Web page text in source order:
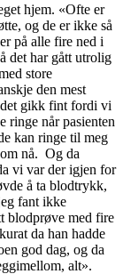
hjem. «Ofte er
og de er ikke så
på alle fire ned i
det har gått utrolig
store
den mest
gikk fint fordi vi
ringe når pasienten
kan ringe til meg
nå. Og da
vi var der igjen for
å ta blodtrykk,
fant ikke
blodprøve med fire
da han hadde
god dag, og da
alt».